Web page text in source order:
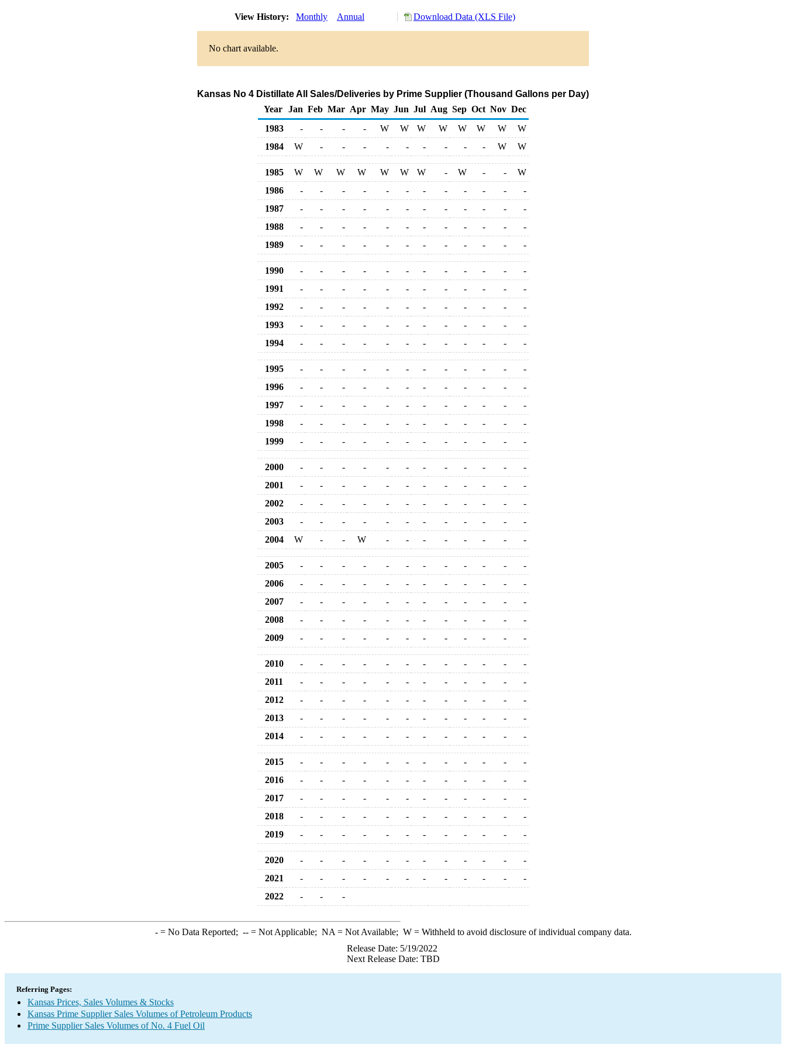
View History: Monthly Annual Download Data (XLS File)
No chart available.
Kansas No 4 Distillate All Sales/Deliveries by Prime Supplier (Thousand Gallons per Day)
Year
Jan Feb Mar Apr May Jun Jul Aug Sep Oct Nov Dec
1983
- - - - W W W W W W W
W
1984
W - - - - - - - - - W W
1985 W W W W W W W - W - -
W
1986
- - - - - - - - - - -
-
1987
- - - - - - - - - - -
-
1988
- - - - - - - - - - -
-
1989
- - - - - - - - - - - -
1990 - - - - - - - - - - -
-
1991
- - - - - - - - - - -
-
1992
- - - - - - - - - - -
-
1993
- - - - - - - - - - -
-
1994
- - - - - - - - - - - -
1995 - - - - - - - - - - -
-
1996
- - - - - - - - - - -
-
1997
- - - - - - - - - - -
-
1998
- - - - - - - - - - -
-
1999
- - - - - - - - - - - -
2000 - - - - - - - - - - -
-
2001
- - - - - - - - - - -
-
2002
- - - - - - - - - - -
-
2003
- - - - - - - - - - -
-
2004
W - - W - - - - - - - -
2005 - - - - - - - - - - -
-
2006
- - - - - - - - - - -
-
2007
- - - - - - - - - - -
-
2008
- - - - - - - - - - -
-
2009
- - - - - - - - - - - -
2010 - - - - - - - - - - -
-
2011
- - - - - - - - - - -
-
2012
- - - - - - - - - - -
-
2013
- - - - - - - - - - -
-
2014
- - - - - - - - - - - -
2015 - - - - - - - - - - -
-
2016
- - - - - - - - - - -
-
2017
- - - - - - - - - - -
-
2018
- - - - - - - - - - -
-
2019
- - - - - - - - - - - -
2020 - - - - - - - - - - -
-
2021
- - - - - - - - - - -
-
2022
- - -
-= No Data Reported; --= Not Applicable; NA = Not Available; W= Withheld to avoid disclosure of individual company data.
Release Date: 5/19/2022
Next Release Date: TBD
Referring Pages:
Kansas Prices, Sales Volumes & Stocks
Kansas Prime Supplier Sales Volumes of Petroleum Products
Prime Supplier Sales Volumes of No. 4 Fuel Oil